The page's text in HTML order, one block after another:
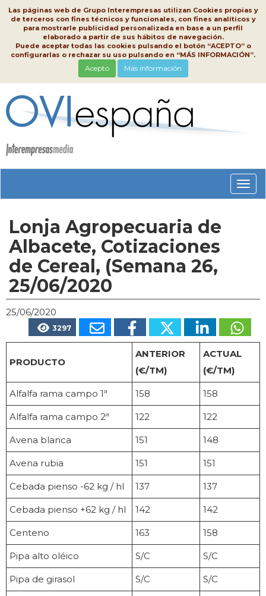
Las páginas web de Grupo Interempresas utilizan Cookies propias y
de terceros con fines técnicos y funcionales, con fines analíticos y
para mostrarle publicidad personalizada en base a un perfil
elaborado a partir de sus hábitos de navegación.
Puede aceptar todas las cookies pulsando el botón “ACEPTO” o
configurarlas o rechazar su uso pulsando en “MÁS INFORMACIÓN”.
Acepto Más información
Lonja Agropecuaria de
Albacete, Cotizaciones
de Cereal, (Semana 26,
25/06/2020
25/06/2020
3297
PRODUCTO
ANTERIOR
(€/TM)
ACTUAL
(€/TM)
Alfalfa rama campo 1ª 158 158
Alfalfa rama campo 2ª 122 122
Avena blanca 151 148
Avena rubia 151 151
Cebada pienso -62 kg / hl 137 137
Cebada pienso +62 kg / hl 142 142
Centeno 163 158
Pipa alto oléico S/C S/C
Pipa de girasol S/C S/C